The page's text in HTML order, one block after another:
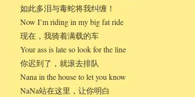
如此多泪与毒蛇将我纠缠！
Now I’m riding in my big fat ride
现在，我骑着满载的车
Your ass is late so look for the line
你迟到了，就滚去排队
Nana in the house to let you know
NaNa站在这里，让你明白